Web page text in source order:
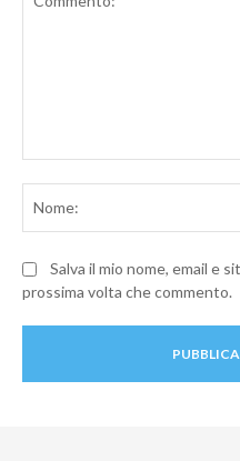
Salva il mio nome, email e
prossima volta che commento.